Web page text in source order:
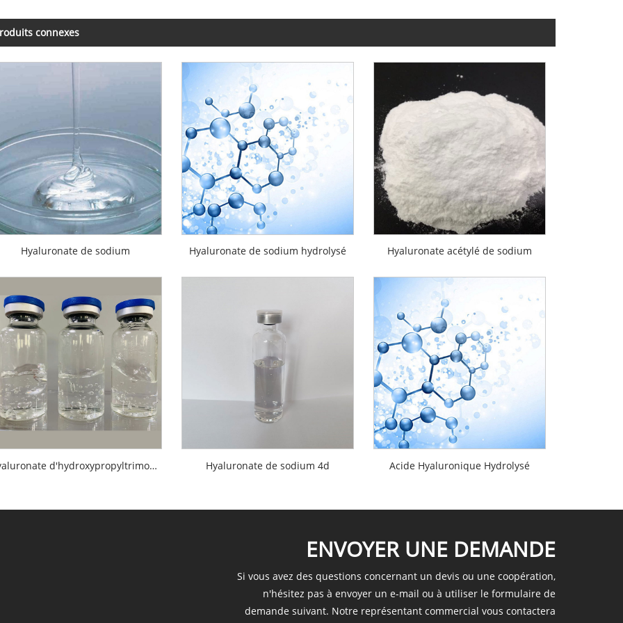
connexes
Hyaluronate de sodium Hyaluronate de sodium hydrolysé Hyaluronate acétylé de sodium
Hyaluronate d'hydroxypropyltrimonium Hyaluronate de sodium 4d Acide Hyaluronique Hydrolysé
ENVOYER UNE DEMANDE
Si vous avez des questions concernant un devis ou une coopération,
n'hésitez pas à envoyer un e-mail ou à utiliser le formulaire de
demande suivant. Notre représentant commercial vous contactera